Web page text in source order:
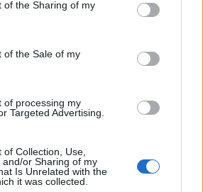
or usage behaviour. You may click to
to Google and its third-party tags to
specified purposes in below Google
of the Sharing of my
of the Sale of my
of processing my
Targeted Advertising.
Collection, Use,
and/or Sharing of my
Is Unrelated with the
it was collected.
της ημέρας στο Αιγαίο